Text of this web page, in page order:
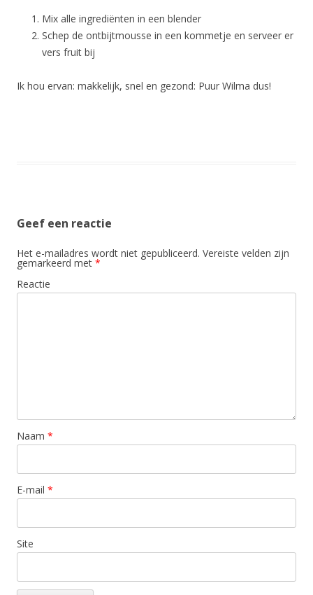
Mix alle ingrediënten in een blender
Schep de ontbijtmousse in een kommetje en serveer er
vers fruit bij
Ik hou ervan: makkelijk, snel en gezond: Puur Wilma dus!
Geef een reactie
Het e-mailadres wordt niet gepubliceerd. Vereiste velden zijn
gemarkeerd met *
Reactie
Naam *
E-mail *
Site